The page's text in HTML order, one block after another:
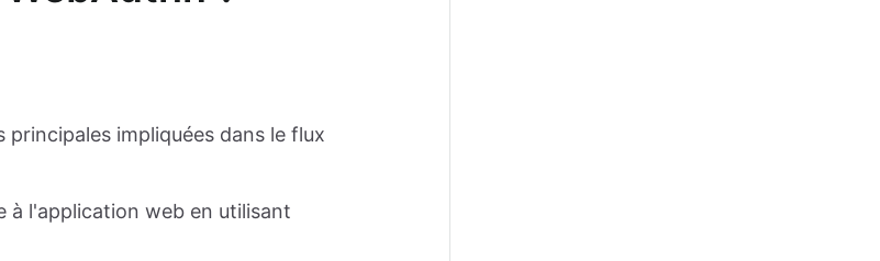
impliquées dans le flux
à l'application web en utilisant